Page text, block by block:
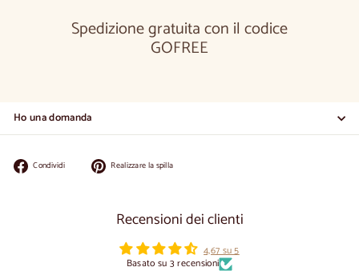
Spedizione gratuita con il codice
GOFREE
Ho una domanda
Condividi CondividiRealizzare la spilla
Recensioni dei clienti
4,67 su 5
Basato su 3 recensioni